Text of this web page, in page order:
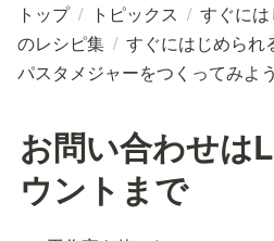
トップ / トピックス / すぐに
のレシピ集 / すぐにはじめられ
パスタメジャーをつくってみよう
お問い合わせは
ウントまで